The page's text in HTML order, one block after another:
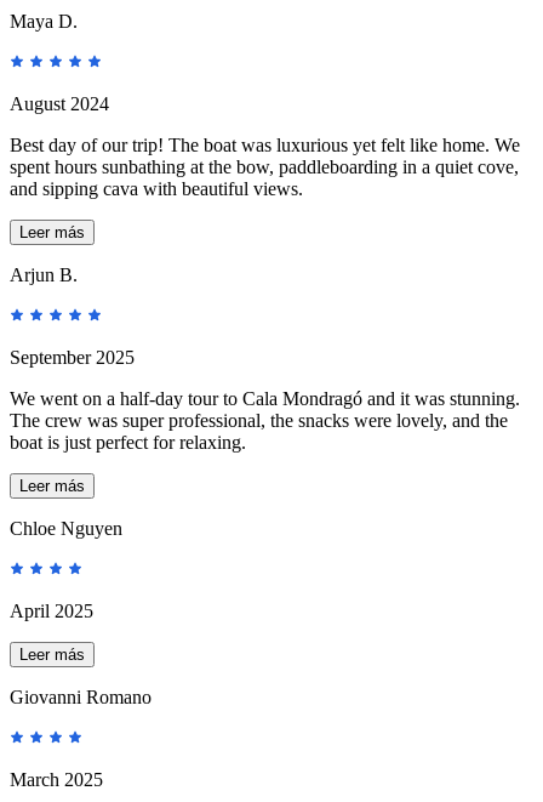
Maya D.
August 2024
Best day of our trip! The boat was luxurious yet felt like home. We
spent hours sunbathing at the bow, paddleboarding in a quiet cove,
and sipping cava with beautiful views.
Leer más
Arjun B.
September 2025
We went on a half-day tour to Cala Mondragó and it was stunning.
The crew was super professional, the snacks were lovely, and the
boat is just perfect for relaxing.
Leer más
Chloe Nguyen
April 2025
Leer más
Giovanni Romano
March 2025